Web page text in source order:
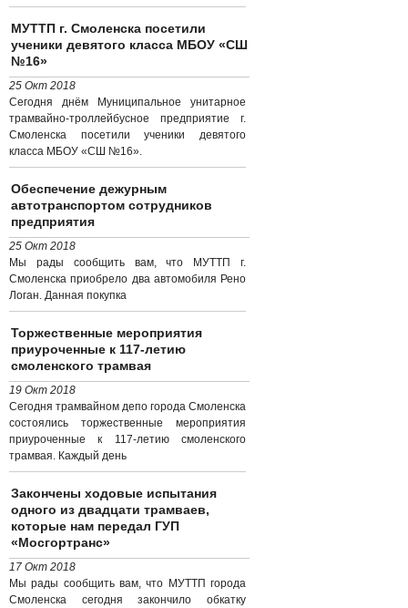
МУТТП г. Смоленска посетили
ученики девятого класса МБОУ «СШ
№16»
25 Окт 2018
Сегодня днём Муниципальное унитарное
трамвайно-троллейбусное предприятие г.
Смоленска посетили ученики девятого
класса МБОУ «СШ №16».
Обеспечение дежурным
автотранспортом сотрудников
предприятия
25 Окт 2018
Мы рады сообщить вам, что МУТТП г.
Смоленска приобрело два автомобиля Рено
Логан. Данная покупка
Торжественные мероприятия
приуроченные к 117-летию
смоленского трамвая
19 Окт 2018
Сегодня трамвайном депо города Смоленска
состоялись торжественные мероприятия
приуроченные к 117-летию смоленского
трамвая. Каждый день
Закончены ходовые испытания
одного из двадцати трамваев,
которые нам передал ГУП
«Мосгортранс»
17 Окт 2018
Мы рады сообщить вам, что МУТТП города
Смоленска сегодня закончило обкатку